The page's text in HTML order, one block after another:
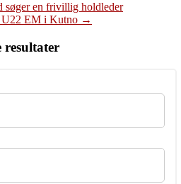
søger en frivillig holdleder
U22 EM i Kutno →
resultater